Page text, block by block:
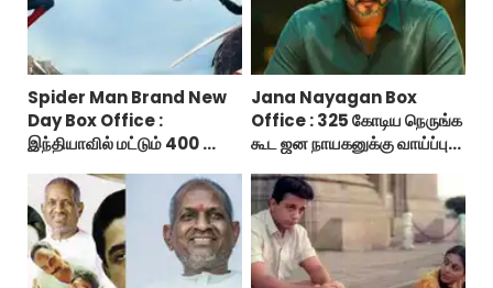
Spider Man Brand New
Day Box Office :
இந்தியாவில் மட்டும் 400 கோடி
பிராண்ட் நியூ டே?
Jana Nayagan Box
Office : 325 கோடிய நெருங்க
கூட ஜன நாயகனுக்கு வாய்ப்பு